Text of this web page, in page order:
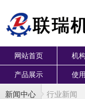
网站首页 机
产品展示 使
新闻中心 行业新闻